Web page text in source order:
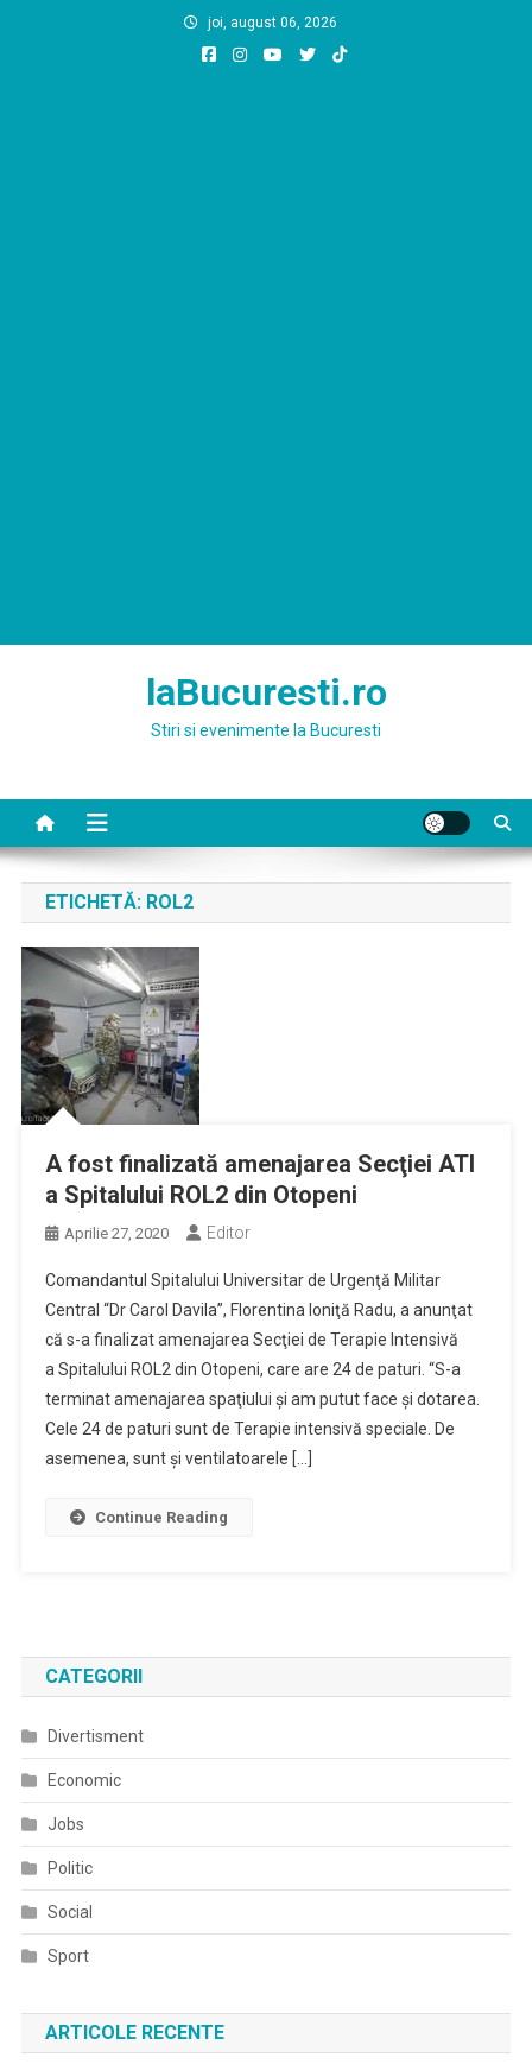
joi, august 06, 2026
laBucuresti.ro
Stiri si evenimente la Bucuresti
ETICHETĂ: ROL2
A fost finalizată amenajarea Secţiei ATI
a Spitalului ROL2 din Otopeni
Aprilie 27, 2020 Editor
Comandantul Spitalului Universitar de Urgenţă Militar
Central “Dr Carol Davila”, Florentina Ioniţă Radu, a anunţat
că s-a finalizat amenajarea Secţiei de Terapie Intensivă
a Spitalului ROL2 din Otopeni, care are 24 de paturi. “S-a
terminat amenajarea spaţiului şi am putut face şi dotarea.
Cele 24 de paturi sunt de Terapie intensivă speciale. De
asemenea, sunt şi ventilatoarele […]
Continue Reading
CATEGORII
Divertisment
Economic
Jobs
Politic
Social
Sport
ARTICOLE RECENTE